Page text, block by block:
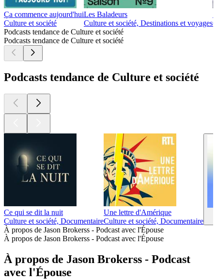
Ça commence aujourd'hui
Culture et société
Les Baladeurs
Culture et société, Destinations et voyages
Podcasts tendance de Culture et société
Podcasts tendance de Culture et société
Podcasts tendance de Culture et société
Ce qui se dit la nuit
Culture et société, Documentaire
Une lettre d'Amérique
Culture et société, Documentaire
À propos de Jason Brokerss - Podcast avec l'Épouse
À propos de Jason Brokerss - Podcast avec l'Épouse
À propos de Jason Brokerss - Podcast
avec l'Épouse